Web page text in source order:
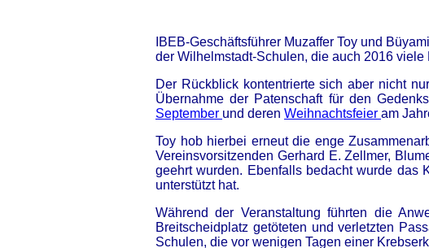
IBEB-Geschäftsführer Muzaffer Toy und
der Wilhelmstadt-Schulen, die auch 2016
Der Rückblick kontentrierte sich aber nicht
Übernahme der Patenschaft für den
September und deren Weihnachtsfeier am
Toy hob hierbei erneut die enge
Vereinsvorsitzenden Gerhard E. Zellmer,
geehrt wurden. Ebenfalls bedacht wurde das
unterstützt hat.
Während der Veranstaltung führten die
Breitscheidplatz getöteten und verletzten
Schulen, die vor wenigen Tagen einer